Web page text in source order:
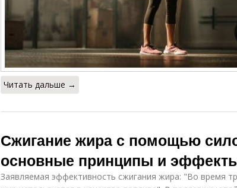
Читать дальше →
Сжигание жира с помощью
основные принципы и
Заявляемая эффективность сжигания жира: "Во время